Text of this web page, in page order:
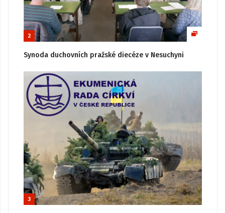
2
Synoda duchovních pražské diecéze v Nesuchyni
3